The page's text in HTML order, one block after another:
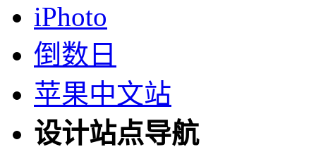
iPhoto
倒数日
苹果中文站
设计站点导航